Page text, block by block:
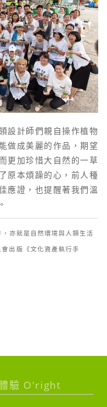
設計師們親自操作植物
做成美麗的作品，期望
更加珍惜大自然的一草
原本煩躁的心，前人種
應證，也提醒著我們溫
亦就是自然環境與人類生活
出版《文化資產執行手
驗 O'right